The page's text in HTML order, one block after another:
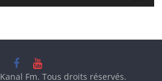
Kanal Fm. Tous droits réservés.